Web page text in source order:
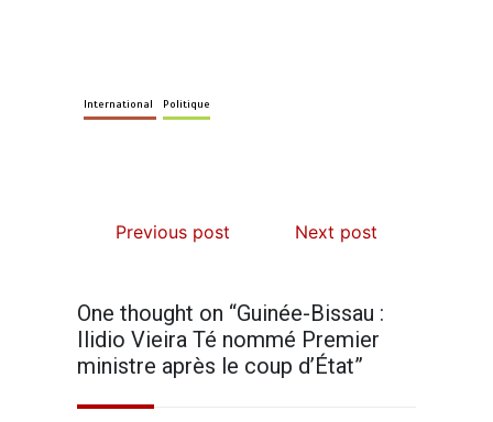
International Politique
Previous post Next post
One thought on “Guinée-Bissau :
Ilidio Vieira Té nommé Premier
ministre après le coup d’État”